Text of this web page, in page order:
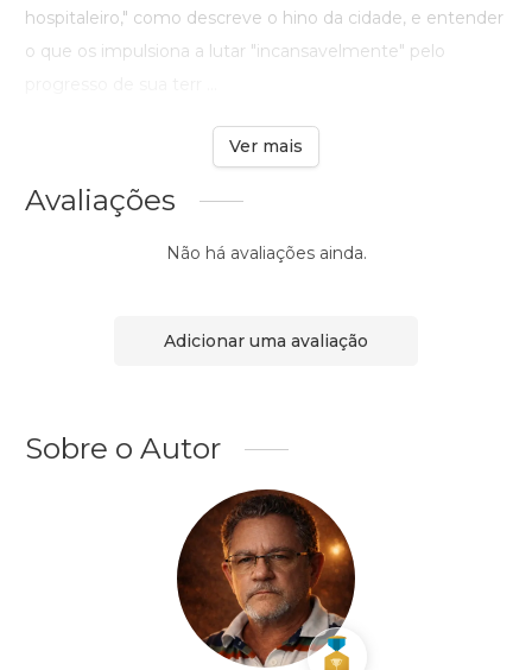
hospitaleiro," como descreve o hino da cidade, e entender
o que os impulsiona a lutar "incansavelmente" pelo
Ver mais
Avaliações
Não há avaliações ainda.
Adicionar uma avaliação
Sobre o Autor